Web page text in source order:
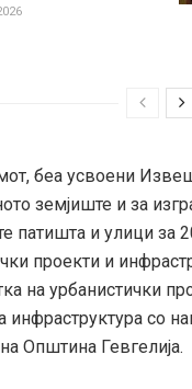
беа усвоени
земјиште и за
патишта и улици за
проекти и
на урбанистички
инфраструктура со
Општина Гевгелија.